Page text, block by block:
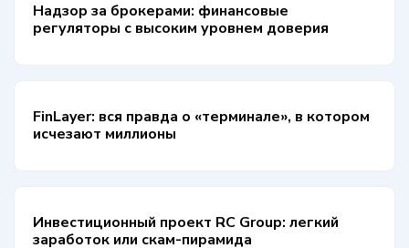
Надзор за брокерами: финансовые
регуляторы с высоким уровнем доверия
FinLayer: вся правда о «терминале», в котором
исчезают миллионы
Инвестиционный проект RC Group: легкий
заработок или скам-пирамида